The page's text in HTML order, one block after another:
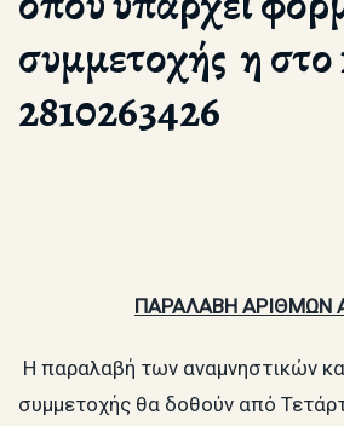
συμμετοχής η
2810263426
ΠΑΡΑΛΑΒΗ ΑΡΙΘΜΩΝ
Η παραλαβή των αναμνηστικών
συμμετοχής θα δοθούν από